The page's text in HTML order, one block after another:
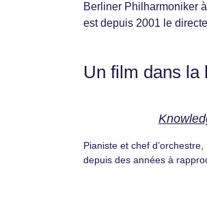
Berliner Philharmoniker
est depuis 2001 le
Un film dans la
Pianiste et chef
depuis des années à